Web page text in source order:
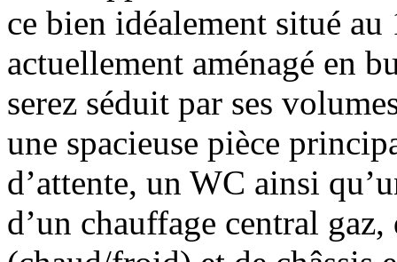
ce bien idéalement situé au
actuellement aménagé en
serez séduit par ses
une spacieuse pièce
d’attente, un WC ainsi
d’un chauffage central